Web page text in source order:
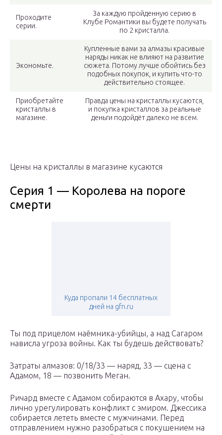
Проходите
серии.
За каждую пройденную серию в
Клубе Романтики вы будете получать
по 2 кристалла.
Экономьте.
Купленные вами за алмазы красивые
наряды никак не влияют на развитие
сюжета. Потому лучше обойтись без
подобных покупок, и купить что-то
действительно стоящее.
Приобретайте
кристаллы в
магазине.
Правда цены на кристаллы кусаются,
и покупка кристаллов за реальные
деньги подойдёт далеко не всем.
Цены на кристаллы в магазине кусаются
Серия 1 — Королева на пороге
смерти
Куда пропали 14 бесплатных
дней на gfn.ru
Ты под прицелом наёмника-убийцы, а над Сагаром
нависла угроза войны. Как ты будешь действовать?
Затраты алмазов: 0/18/33 — наряд, 33 — сцена с
Адамом, 18 — позвонить Меган.
Ричард вместе с Адамом собираются в Ахару, чтобы
лично урегулировать конфликт с эмиром. Джессика
собирается лететь вместе с мужчинами. Перед
отправлением нужно разобраться с покушением на